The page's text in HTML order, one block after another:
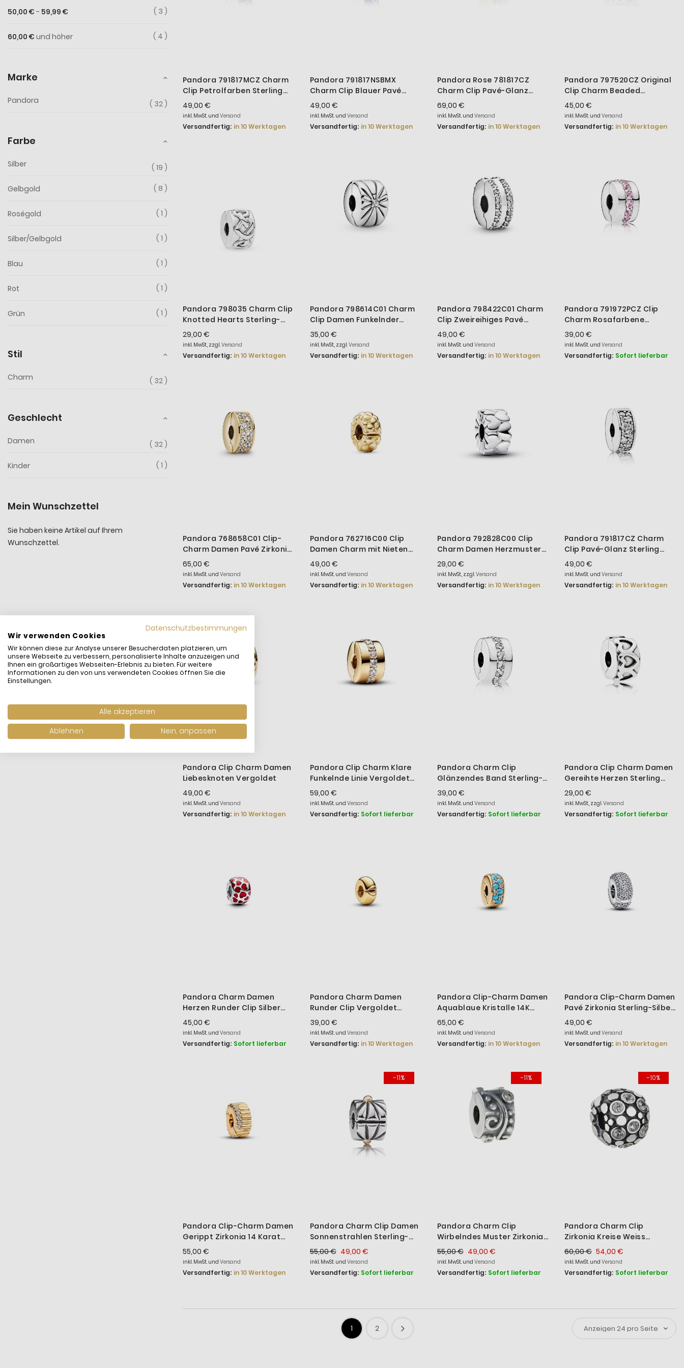
Pandora 791817MCZ Charm
Clip Petrolfarben Sterling
Silber
49,00 €
inkl. MwSt. und Versand
Versandfertig: in 10 Werktagen
Pandora 791817NSBMX
Charm Clip Blauer Pavé
Glanz
49,00 €
inkl. MwSt. und Versand
Versandfertig: in 10 Werktagen
Pandora Rose 781817CZ
Charm Clip Pavé-Glanz
Eleganz
69,00 €
inkl. MwSt. und Versand
Versandfertig: in 10 Werktagen
Pandora 797520CZ Original
Clip Charm Beaded
Brilliance Sterling-Silber
45,00 €
inkl. MwSt. und Versand
Versandfertig: in 10 Werktagen
Pandora 798035 Charm Clip
Knotted Hearts Sterling-
Silber
29,00 €
inkl. MwSt., zzgl.Versand
Versandfertig: in 10 Werktagen
Pandora 798614C01 Charm
Clip Damen Funkelnder
Sonnenstrahl Sterling-Silber
35,00 €
inkl. MwSt., zzgl.Versand
Versandfertig: in 10 Werktagen
Pandora 798422C01 Charm
Clip Zweireihiges Pavé
Sterling-Silber
49,00 €
inkl. MwSt. und Versand
Versandfertig: in 10 Werktagen
Pandora 791972PCZ Clip
Charm Rosafarbene
Funkelnde Linie
39,00 €
inkl. MwSt. und Versand
Versandfertig: Sofort lieferbar
Pandora 768658C01 Clip-
Charm Damen Pavé Zirkonia
14k Vergoldet
65,00 €
inkl. MwSt. und Versand
Versandfertig: in 10 Werktagen
Pandora 762716C00 Clip
Damen Charm mit Nieten
Vergoldet
49,00 €
inkl. MwSt. und Versand
Versandfertig: in 10 Werktagen
Pandora 792828C00 Clip
Charm Damen Herzmuster
Sterling-Silber
29,00 €
inkl. MwSt., zzgl.Versand
Versandfertig: in 10 Werktagen
Pandora 791817CZ Charm
Clip Pavé-Glanz Sterling
Silber
49,00 €
inkl. MwSt. und Versand
Versandfertig: in 10 Werktagen
Pandora Clip Charm Damen
Liebesknoten Vergoldet
49,00 €
inkl. MwSt. und Versand
Versandfertig: in 10 Werktagen
Pandora Clip Charm Klare
Funkelnde Linie Vergoldet
761972C01
59,00 €
inkl. MwSt. und Versand
Versandfertig: Sofort lieferbar
Pandora Charm Clip
Glänzendes Band Sterling-
Silber 791972CZ
39,00 €
inkl. MwSt. und Versand
Versandfertig: Sofort lieferbar
Pandora Clip Charm Damen
Gereihte Herzen Sterling
Silber 791978
29,00 €
inkl. MwSt., zzgl.Versand
Versandfertig: Sofort lieferbar
Pandora Charm Damen
Herzen Runder Clip Silber
793679C01
45,00 €
inkl. MwSt. und Versand
Versandfertig: Sofort lieferbar
Pandora Charm Damen
Runder Clip Vergoldet
763678C00
39,00 €
inkl. MwSt. und Versand
Versandfertig: in 10 Werktagen
Pandora Clip-Charm Damen
Aquablaue Kristalle 14K
Vergoldet 763902C01
65,00 €
inkl. MwSt. und Versand
Versandfertig: in 10 Werktagen
Pandora Clip-Charm Damen
Pavé Zirkonia Sterling-Silber
794032C01
49,00 €
inkl. MwSt. und Versand
Versandfertig: in 10 Werktagen
Pandora Clip-Charm Damen
Gerippt Zirkonia 14 Karat
Vergoldet 764078C01
55,00 €
inkl. MwSt. und Versand
Versandfertig: in 10 Werktagen
-11%
Pandora Charm Clip Damen
Sonnenstrahlen Sterling-
Silber 790216
49,00 €
55,00 €
inkl. MwSt. und Versand
Versandfertig: Sofort lieferbar
-11%
Pandora Charm Clip
Wirbelndes Muster Zirkonia
Silber 79380CCZ
49,00 €
55,00 €
inkl. MwSt. und Versand
Versandfertig: Sofort lieferbar
-10%
Pandora Charm Clip
Zirkonia Kreise Weiss
Sterling-Silber 790593CZ
54,00 €
60,00 €
inkl. MwSt. und Versand
Versandfertig: Sofort lieferbar
1 2
50,00 €- 59,99 € 3
60,00 €und höher 4
Marke
Pandora 32
Farbe
Silber 19
Gelbgold 8
Roségold 1
Silber/Gelbgold 1
Blau 1
Rot 1
Grün 1
Stil
Charm 32
Geschlecht
Damen 32
Kinder 1
Mein Wunschzettel
Sie haben keine Artikel auf Ihrem
Wunschzettel.
Datenschutzbestimmungen
Wir verwenden Cookies
Wir können diese zur Analyse unserer Besucherdaten platzieren, um
unsere Webseite zu verbessern, personalisierte Inhalte anzuzeigen und
Ihnen ein großartiges Webseiten-Erlebnis zu bieten. Für weitere
Informationen zu den von uns verwendeten Cookies öffnen Sie die
Einstellungen.
Alle akzeptieren
Ablehnen
Nein, anpassen